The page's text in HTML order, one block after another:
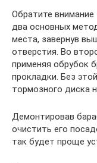
Обратите
два основных
места, завернув
отверстия. Во
применяя обрубок
прокладки. Без
тормозного диска
Демонтировав
очистить его
так будет проще